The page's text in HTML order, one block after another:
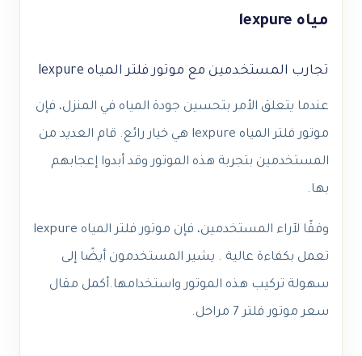
مياه lexpure
تجارب المستخدمين مع موتور فلتر المياه lexpure
عندما يتعلق الأمر بتحسين جودة المياه في المنزل، فإن
موتور فلتر المياه lexpure هي خيار رائع. قام العديد من
المستخدمين بتجربة هذه الموتور وقد أبدوا إعجابهم
بها.
وفقًا لآراء المستخدمين، فإن موتور فلتر المياه lexpure
تعمل بكفاءة عالية . يشير المستخدمون أيضًا إلى
سهولة تركيب هذه الموتور واستخدامها.أكمل مقال
سعر موتور فلتر 7 مراحل.